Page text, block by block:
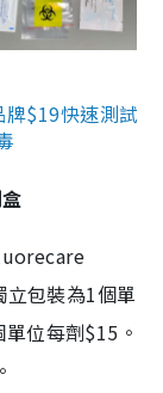
$19快速測試
立包裝為1個單
位每劑$15。